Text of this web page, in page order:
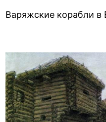
Варяжские корабли в